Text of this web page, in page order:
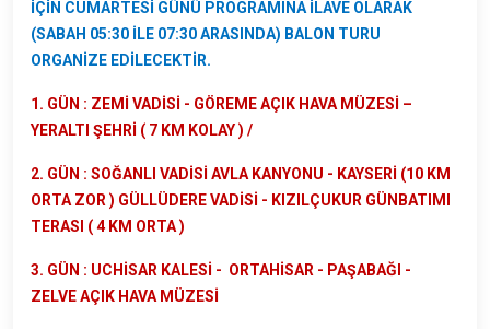
İÇİN CUMARTESİ GÜNÜ PROGRAMINA İLAVE OLARAK
(SABAH 05:30 İLE 07:30 ARASINDA) BALON TURU
ORGANİZE EDİLECEKTİR.
1. GÜN : ZEMİ VADİSİ - GÖREME AÇIK HAVA MÜZESİ –
YERALTI ŞEHRİ ( 7 KM KOLAY ) /
2. GÜN : SOĞANLI VADİSİ AVLA KANYONU - KAYSERİ (10 KM
ORTA ZOR ) GÜLLÜDERE VADİSİ - KIZILÇUKUR GÜNBATIMI
TERASI ( 4 KM ORTA )
3. GÜN : UCHİSAR KALESİ - ORTAHİSAR - PAŞABAĞI -
ZELVE AÇIK HAVA MÜZESİ